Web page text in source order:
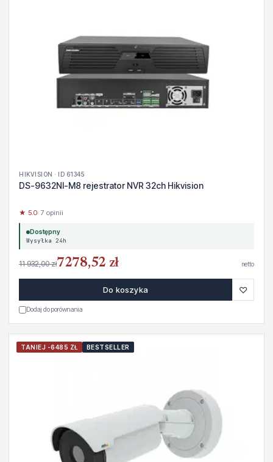
HIKVISION · ID 61345
DS-9632NI-M8 rejestrator NVR 32ch Hikvision
★ 5.0· 7 opinii
Dostępny
Wysyłka 24h
11 932,00 zł7278,52 zł netto
Do koszyka ♡
Dodaj do porównania
TANIEJ -6485 ZŁ BESTSELLER